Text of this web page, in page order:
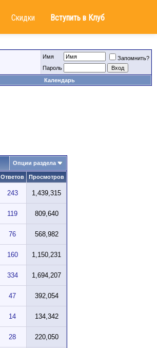
Скидки Вступить в Клуб
Имя
Запомнить?
Пароль
Календарь
Опции раздела
Ответов Просмотров
243 1,439,315
119 809,640
76 568,982
160 1,150,231
334 1,694,207
47 392,054
14 134,342
28 220,050